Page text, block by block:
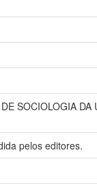
SOCIOLOGIA
pelos editores.